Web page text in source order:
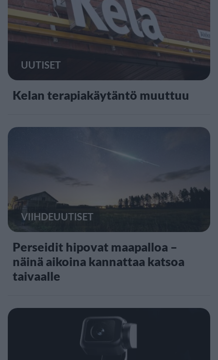
UUTISET
Kelan terapiakäytäntö muuttuu
VIIHDEUUTISET
Perseidit hipovat maapalloa –
näinä aikoina kannattaa katsoa
taivaalle